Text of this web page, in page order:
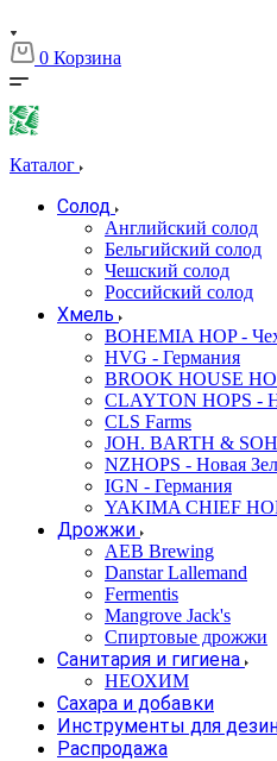
0 Корзина
Каталог
Солод
Английский солод
Бельгийский солод
Чешский солод
Российский солод
Хмель
BOHEMIA HOP -
HVG - Германия
BROOK HOUSE
CLAYTON HOPS -
CLS Farms
JOH. BARTH &
NZHOPS - Новая
IGN - Германия
YAKIMA CHIEF
Дрожжи
AEB Brewing
Danstar Lallemand
Fermentis
Mangrove Jack's
Спиртовые дрожжи
Санитария и гигиена
НЕОХИМ
Сахара и добавки
Инструменты для
Распродажа